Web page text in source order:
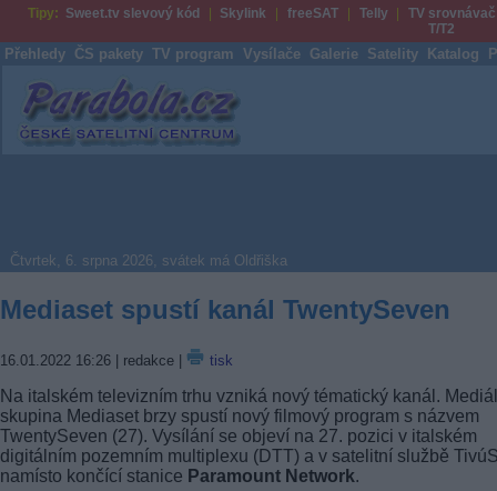
Tipy: Sweet.tv slevový kód Skylink freeSAT Telly
TV srovnávač
T/T2
Přehledy ČS pakety TV program Vysílače Galerie Satelity Katalog
Parabola.cz
Čtvrtek, 6. srpna 2026, svátek má Oldřiška
Mediaset spustí kanál TwentySeven
16.01.2022 16:26 | redakce | tisk
Na italském televizním trhu vzniká nový tématický kanál.
skupina Mediaset brzy spustí nový filmový program s názvem
TwentySeven (27). Vysílání se objeví na 27. pozici v italském
digitálním pozemním multiplexu (DTT) a v satelitní službě
namísto končící stanice Paramount Network.